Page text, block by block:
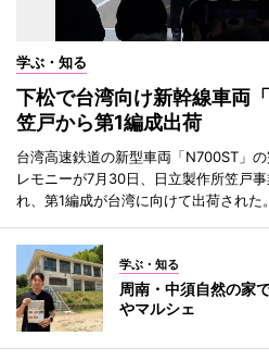
学ぶ・知る
下松で台湾向け新幹線車
笠戸から第1編成出荷
台湾高速鉄道の新型車両「N700ST」
レモニーが7月30日、日立製作所笠戸
れ、第1編成が台湾に向けて出荷された。
学ぶ・知る
周南・中須自然の家
やマルシェ